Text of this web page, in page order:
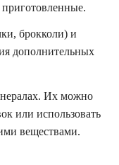
брокколи) и
дополнительных
Их можно
или использовать
веществами.